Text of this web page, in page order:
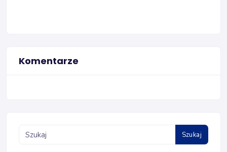
Komentarze
Szukaj